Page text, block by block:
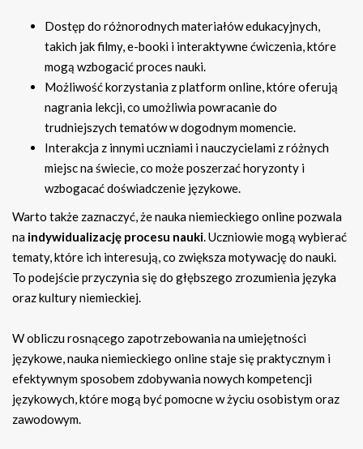
Dostęp do różnorodnych materiałów edukacyjnych,
takich jak filmy, e-booki i interaktywne ćwiczenia, które
mogą wzbogacić proces nauki.
Możliwość korzystania z platform online, które oferują
nagrania lekcji, co umożliwia powracanie do
trudniejszych tematów w dogodnym momencie.
Interakcja z innymi uczniami i nauczycielami z różnych
miejsc na świecie, co może poszerzać horyzonty i
wzbogacać doświadczenie językowe.
Warto także zaznaczyć, że nauka niemieckiego online pozwala
na indywidualizację procesu nauki. Uczniowie mogą wybierać
tematy, które ich interesują, co zwiększa motywację do nauki.
To podejście przyczynia się do głębszego zrozumienia języka
oraz kultury niemieckiej.
W obliczu rosnącego zapotrzebowania na umiejętności
językowe, nauka niemieckiego online staje się praktycznym i
efektywnym sposobem zdobywania nowych kompetencji
językowych, które mogą być pomocne w życiu osobistym oraz
zawodowym.